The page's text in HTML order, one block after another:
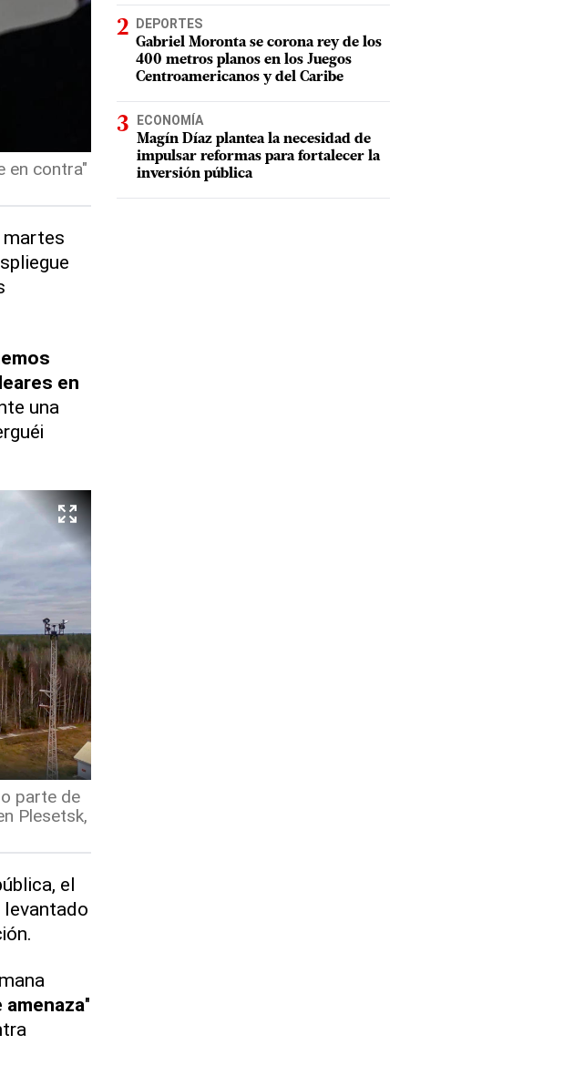
en contra"
martes
en
una
parte de
Plesetsk,
el
levantado
amenaza"
DEPORTES
Gabriel Moronta se corona rey de los
400 metros planos en los Juegos
Centroamericanos y del Caribe
ECONOMÍA
Magín Díaz plantea la necesidad de
impulsar reformas para fortalecer la
inversión pública